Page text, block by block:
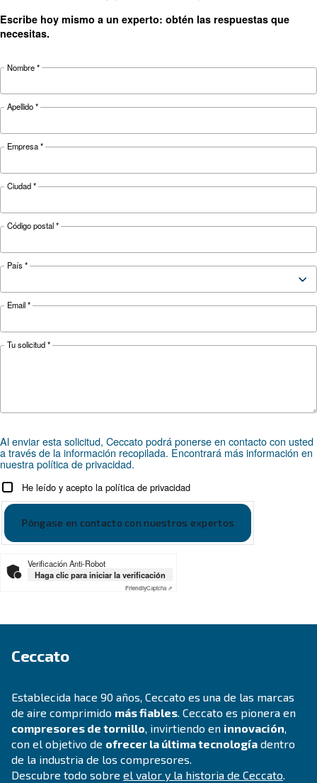
CONOZCA EL AIRE COMPRIMIDO
La guía completa para la
gestión de condensados
compresores de aire
Guía completa para la gestión de
compresores: causas, riesgos, drenajes y
para evitar la corrosión, el tiempo de
¿Busca el producto adecuado
su aplicación?
ÁMBITOS DE APLICACIÓN